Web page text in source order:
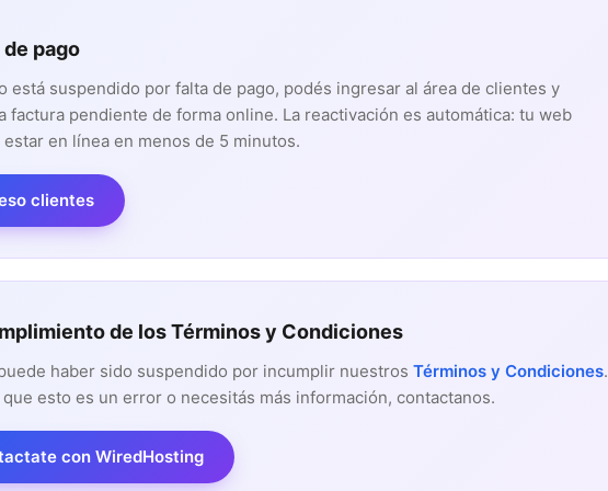
de pago
está suspendido por falta de pago, podés ingresar al área de clientes y
factura pendiente de forma online. La reactivación es automática: tu web
estar en línea en menos de 5 minutos.
clientes
de los Términos y Condiciones
haber sido suspendido por incumplir nuestros Términos y Condiciones.
esto es un error o necesitás más información, contactanos.
con WiredHosting